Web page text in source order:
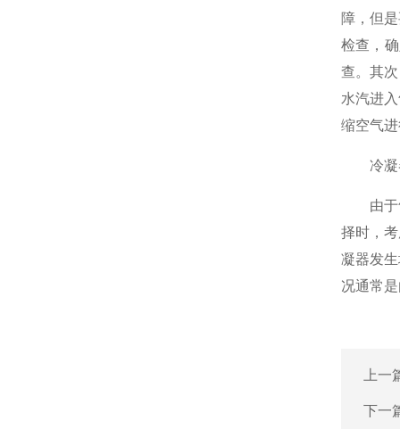
障，但
检查，
查。其
水汽进
缩空气
冷凝
由于气
择时，
凝器发
况通常
上一
下一